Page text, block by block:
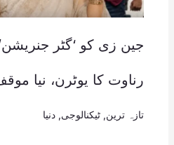
جین زی کو ‘گٹر
رناوت کا یوٹرن، نیا موقف
تازہ ترین ٹیکنالوجی دنیا